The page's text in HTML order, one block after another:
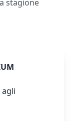
stagione